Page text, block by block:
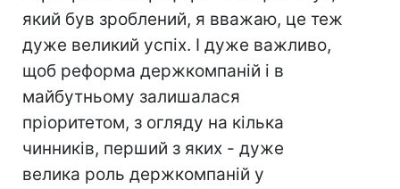
який був зроблений, я вважаю, це теж
дуже великий успіх. І дуже важливо,
щоб реформа держкомпаній і в
майбутньому залишалася
пріоритетом, з огляду на кілька
чинників, перший з яких - дуже
велика роль держкомпаній у